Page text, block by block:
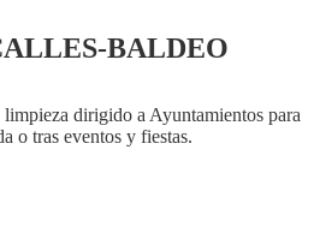
BALDEO
dirigido a Ayuntamientos para
o tras eventos y fiestas.